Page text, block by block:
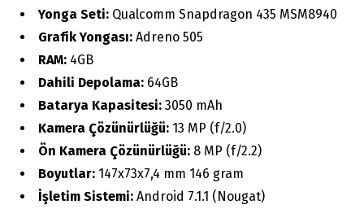
Yonga Seti: Qualcomm Snapdragon 435 MSM8940
Grafik Yongası: Adreno 505
RAM: 4GB
Dahili Depolama: 64GB
Batarya Kapasitesi: 3050 mAh
Kamera Çözünürlüğü: 13 MP (f/2.0)
Ön Kamera Çözünürlüğü: 8 MP (f/2.2)
Boyutlar: 147x73x7,4 mm 146 gram
İşletim Sistemi: Android 7.1.1 (Nougat)